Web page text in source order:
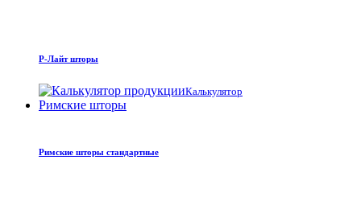
Р-Лайт шторы
Калькулятор
Римские шторы
Римские шторы стандартные